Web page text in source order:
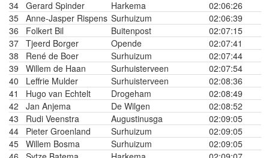
34 Gerard Spinder Harkema
02:06:26
35 Anne-Jasper Rispens Surhuizum
02:06:39
36
Folkert Bil Buitenpost
02:07:15
37 Tjeerd Borger Opende
02:07:41
38
René de Boer Surhuizum
02:07:44
39
Willem de Haan Surhuisterveen
02:07:54
40
Leffrie Mulder Surhuisterveen
02:08:36
41
Hugo van Echtelt Drogeham
02:08:49
42
Jan Anjema De Wilgen
02:08:52
43
Rudi Veenstra Augustinusga
02:09:05
44
Pieter Groenland Surhuizum
02:09:05
45 Willem Bosma Surhuizum
02:09:05